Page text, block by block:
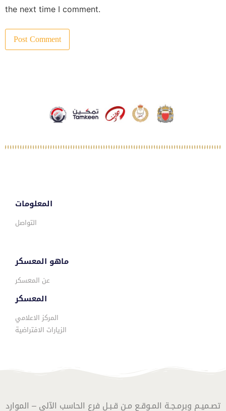
the next time I comment.
المعلومات
التواصل
ماهو المعسكر
عن المعسكر
المعسكر
المركز الاعلامي
الزيارات الافتراضية
تصـميـم وبرمـجـة المـوقـع مـن قـبـل فرع الحاسب الآلي – الموارد